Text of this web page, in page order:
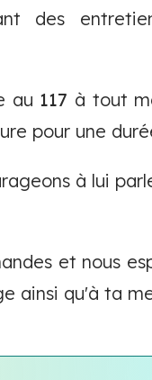
des
au 117 à tout
pour une
à lui
et nous
ainsi qu'à ta